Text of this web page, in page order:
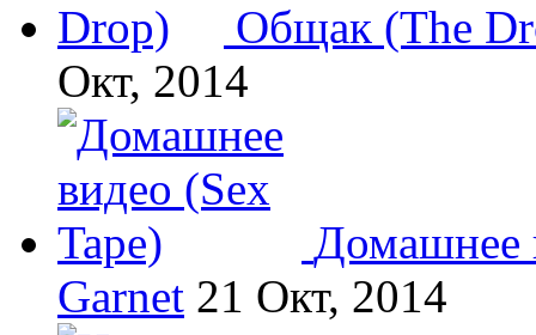
Общак (The
Окт, 2014
Домашнее
Garnet 21 Окт, 2014